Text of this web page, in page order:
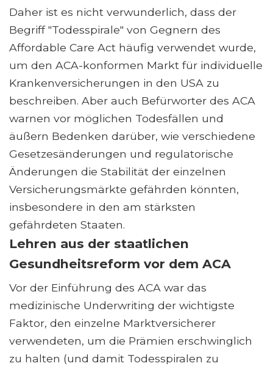
Daher ist es nicht verwunderlich, dass der
Begriff "Todesspirale" von Gegnern des
Affordable Care Act häufig verwendet wurde,
um den ACA-konformen Markt für individuelle
Krankenversicherungen in den USA zu
beschreiben. Aber auch Befürworter des ACA
warnen vor möglichen Todesfällen und
äußern Bedenken darüber, wie verschiedene
Gesetzesänderungen und regulatorische
Änderungen die Stabilität der einzelnen
Versicherungsmärkte gefährden könnten,
insbesondere in den am stärksten
gefährdeten Staaten.
Lehren aus der staatlichen
Gesundheitsreform vor dem ACA
Vor der Einführung des ACA war das
medizinische Underwriting der wichtigste
Faktor, den einzelne Marktversicherer
verwendeten, um die Prämien erschwinglich
zu halten (und damit Todesspiralen zu